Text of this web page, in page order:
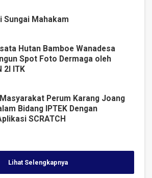
Sungai Mahakam
Hutan Bamboe Wanadesa
Spot Foto Dermaga oleh
2I ITK
Perum Karang Joang
Bidang IPTEK Dengan
SCRATCH
Lihat Selengkapnya